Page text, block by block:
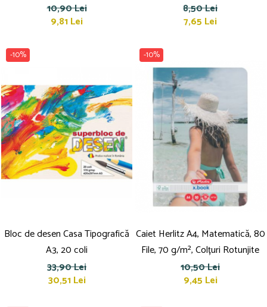
10,90 Lei
9,81 Lei
8,50 Lei
7,65 Lei
-10%
Bloc de desen Casa Tipografică
A3, 20 coli
33,90 Lei
30,51 Lei
-10%
Caiet Herlitz A4, Matematică, 80
File, 70 g/m², Colțuri Rotunjite
10,50 Lei
9,45 Lei